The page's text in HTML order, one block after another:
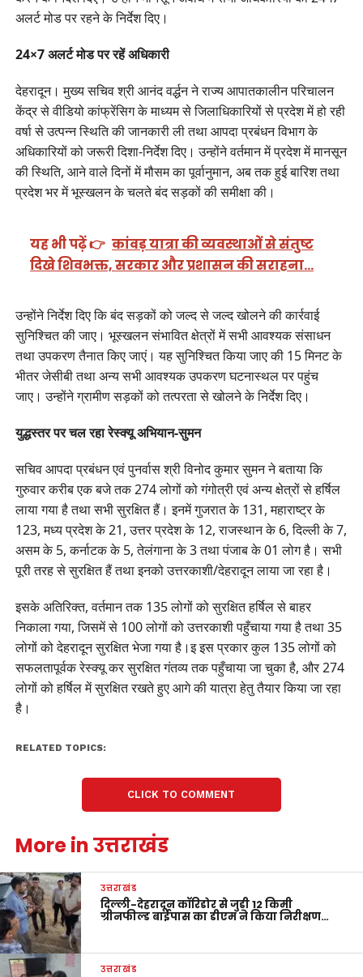
अलर्ट मोड पर रहने के निर्देश दिए।
24×7 अलर्ट मोड पर रहें अधिकारी
देहरादून। मुख्य सचिव श्री आनंद वर्द्धन ने राज्य आपातकालीन परिचालन
केंद्र से वीडियो कांफ्रेंसिग के माध्यम से जिलाधिकारियों से प्रदेश में हो रही
वर्षा से उत्पन्न स्थिति की जानकारी ली तथा आपदा प्रबंधन विभाग के
अधिकारियों को जरूरी दिशा-निर्देश दिए। उन्होंने वर्तमान में प्रदेश में मानसून
की स्थिति, आने वाले दिनों में मौसम का पूर्वानुमान, अब तक हुई बारिश तथा
प्रदेश भर में भूस्खलन के चलते बंद सड़कों की समीक्षा की।
यह भी पढ़ें 👉 कांवड़ यात्रा की व्यवस्थाओं से संतुष्ट
दिखे शिवभक्त, सरकार और प्रशासन की सराहना…
उन्होंने निर्देश दिए कि बंद सड़कों को जल्द से जल्द खोलने की कार्रवाई
सुनिश्चित की जाए। भूस्खलन संभावित क्षेत्रों में सभी आवश्यक संसाधन
तथा उपकरण तैनात किए जाएं। यह सुनिश्चित किया जाए की 15 मिनट के
भीतर जेसीबी तथा अन्य सभी आवश्यक उपकरण घटनास्थल पर पहुंच
जाए। उन्होंने ग्रामीण सड़कों को तत्परता से खोलने के निर्देश दिए।
युद्धस्तर पर चल रहा रेस्क्यू अभियान-सुमन
सचिव आपदा प्रबंधन एवं पुनर्वास श्री विनोद कुमार सुमन ने बताया कि
गुरुवार करीब एक बजे तक 274 लोगों को गंगोत्री एवं अन्य क्षेत्रों से हर्षिल
लाया गया है तथा सभी सुरक्षित हैं। इनमें गुजरात के 131, महाराष्ट्र के
123, मध्य प्रदेश के 21, उत्तर प्रदेश के 12, राजस्थान के 6, दिल्ली के 7,
असम के 5, कर्नाटक के 5, तेलंगाना के 3 तथा पंजाब के 01 लोग है। सभी
पूरी तरह से सुरक्षित हैं तथा इनको उत्तरकाशी/देहरादून लाया जा रहा है।
इसके अतिरिक्त, वर्तमान तक 135 लोगों को सुरक्षित हर्षिल से बाहर
निकाला गया, जिसमें से 100 लोगों को उत्तरकाशी पहुँचाया गया है तथा 35
लोगों को देहरादून सुरक्षित भेजा गया है।इ इस प्रकार कुल 135 लोगों को
सफलतापूर्वक रेस्क्यू कर सुरक्षित गंतव्य तक पहुँचाया जा चुका है, और 274
लोगों को हर्षिल में सुरक्षित रखते हुए आगे की यात्रा हेतु तैयार किया जा रहा
है।
RELATED TOPICS:
CLICK TO COMMENT
More in उत्तराखंड
उत्तराखंड
दिल्ली-देहरादून कॉरिडोर से जुड़ी 12 किमी
ग्रीनफील्ड बाईपास का डीएम ने किया निरीक्षण…
उत्तराखंड